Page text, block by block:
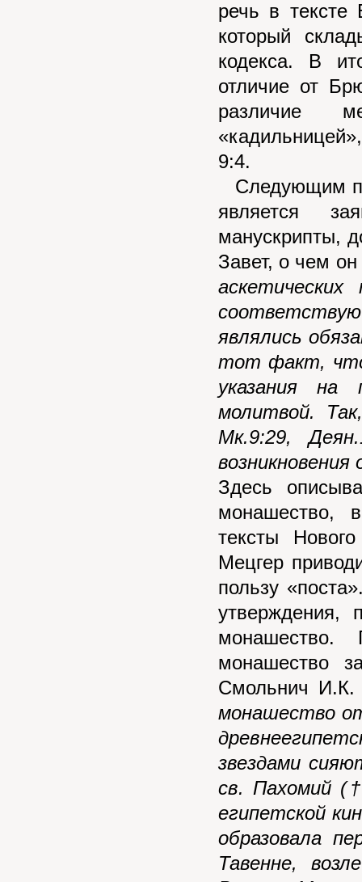
речь в
который
кодекса. В
отличие от
различие
9:4.
Следующим
является
манускрипты,
Завет, о чем он
являлись
тот факт, что
указания
молитвой.
Мк.9:29,
Здесь
монашество,
тексты
Мецгер
пользу
утверждения,
монашество.
монашество
Смольнич И.К.
монашество
звездами
св. Пахомий (†
египетской
образовала
Тавенне,